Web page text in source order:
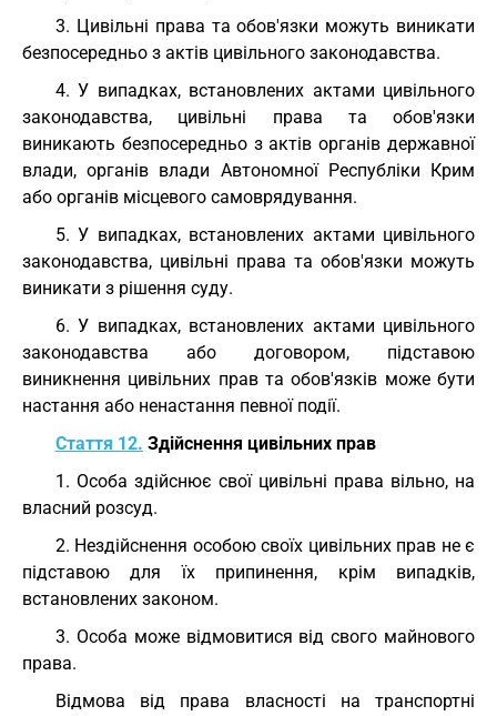
3. Цивільні права та обов'язки можуть виникати
безпосередньо з актів цивільного законодавства.
4. У випадках, встановлених актами цивільного
законодавства, цивільні права та обов'язки
виникають безпосередньо з актів органів державної
влади, органів влади Автономної Республіки Крим
або органів місцевого самоврядування.
5. У випадках, встановлених актами цивільного
законодавства, цивільні права та обов'язки можуть
виникати з рішення суду.
6. У випадках, встановлених актами цивільного
законодавства або договором, підставою
виникнення цивільних прав та обов'язків може бути
настання або ненастання певної події.
Стаття 12. Здійснення цивільних прав
1. Особа здійснює свої цивільні права вільно, на
власний розсуд.
2. Нездійснення особою своїх цивільних прав не є
підставою для їх припинення, крім випадків,
встановлених законом.
3. Особа може відмовитися від свого майнового
права.
Відмова від права власності на транспортні